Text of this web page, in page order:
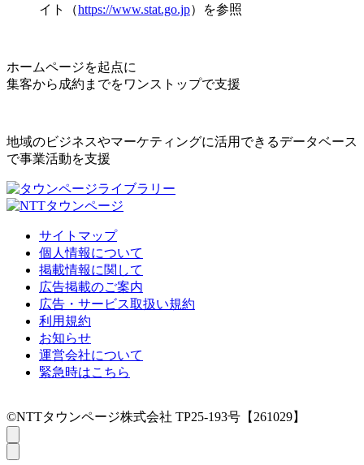
イト（https://www.stat.go.jp）を参照
ホームページを起点に
集客から成約までをワンストップで支援
地域のビジネスやマーケティングに活用できるデータベース
で事業活動を支援
サイトマップ
個人情報について
掲載情報に関して
広告掲載のご案内
広告・サービス取扱い規約
利用規約
お知らせ
運営会社について
緊急時はこちら
©NTTタウンページ株式会社 TP25-193号【261029】